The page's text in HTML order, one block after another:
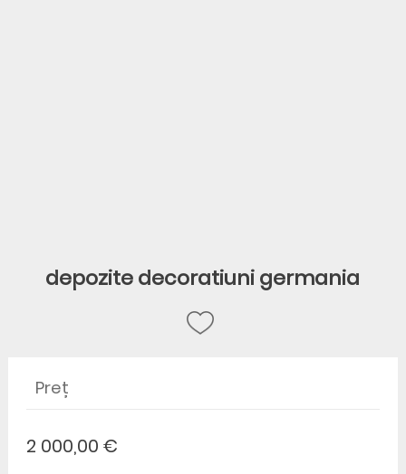
depozite decoratiuni germania
Preț
2 000,00 €